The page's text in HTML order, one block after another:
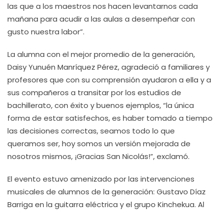
las que a los maestros nos hacen levantarnos cada
mañana para acudir a las aulas a desempeñar con
gusto nuestra labor”.
La alumna con el mejor promedio de la generación,
Daisy Yunuén Manríquez Pérez, agradeció a familiares y
profesores que con su comprensión ayudaron a ella y a
sus compañeros a transitar por los estudios de
bachillerato, con éxito y buenos ejemplos, “la única
forma de estar satisfechos, es haber tomado a tiempo
las decisiones correctas, seamos todo lo que
queramos ser, hoy somos un versión mejorada de
nosotros mismos, ¡Gracias San Nicolás!”, exclamó.
El evento estuvo amenizado por las intervenciones
musicales de alumnos de la generación: Gustavo Díaz
Barriga en la guitarra eléctrica y el grupo Kinchekua. Al